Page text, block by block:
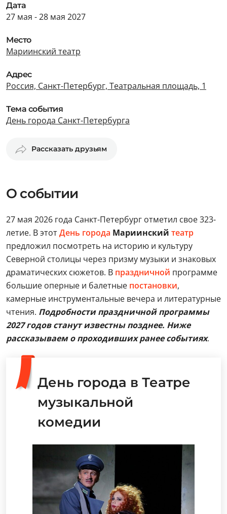
Дата
27 мая - 28 мая 2027
Место
Мариинский театр
Адрес
Россия, Санкт-Петербург, Театральная площадь, 1
Тема события
День города Санкт-Петербурга
Рассказать друзьям
О событии
27 мая 2026 года Санкт-Петербург отметил свое 323-
летие. В этотДень города Мариинский театр
предложил посмотреть на историю и культуру
Северной столицы через призму музыки и знаковых
драматических сюжетов. В праздничной программе
большие оперные и балетные постановки,
камерные инструментальные вечера и литературные
чтения. Подробности праздничной программы
2027 годов станут известны позднее. Ниже
рассказываем о проходивших ранее событиях.
День города в Театре
музыкальной
комедии